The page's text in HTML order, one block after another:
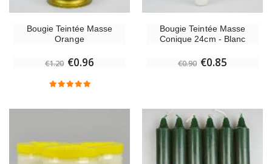
Bougie Teintée Masse
Orange
€1.20 €0.96
Bougie Teintée Masse
Conique 24cm - Blanc
€0.90 €0.85